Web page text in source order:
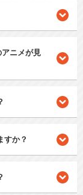
ニメが見
すか？